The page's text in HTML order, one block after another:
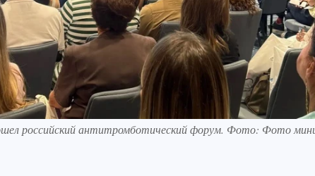
российский антитромботический форум. Фото: Фото